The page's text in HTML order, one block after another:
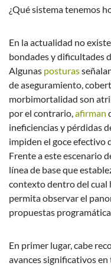
¿Qué sistema tenemos
En la actualidad no
bondades y dificultades
Algunas posturas
de aseguramiento,
morbimortalidad son
por el contrario,afirman
ineficiencias y pérdidas
impiden el goce efectivo
Frente a este escenario
línea de base que
contexto dentro del cual
permita observar el
propuestas
En primer lugar, cabe
avances significativos en